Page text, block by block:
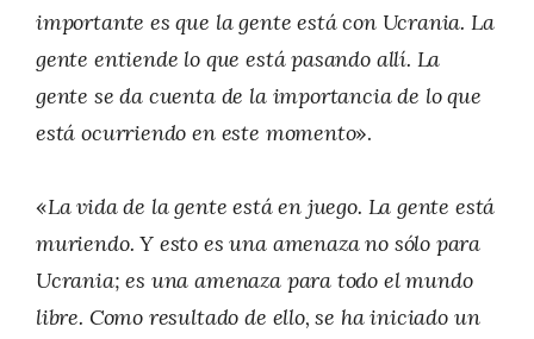
importante es que la gente está con Ucrania. La
gente entiende lo que está pasando allí. La
gente se da cuenta de la importancia de lo que
está ocurriendo en este momento».
«La vida de la gente está en juego. La gente está
muriendo. Y esto es una amenaza no sólo para
Ucrania; es una amenaza para todo el mundo
libre. Como resultado de ello, se ha iniciado un